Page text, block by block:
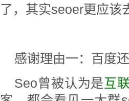
了，其实seoer更应该
感谢理由一：百度
Seo曾被认为是互